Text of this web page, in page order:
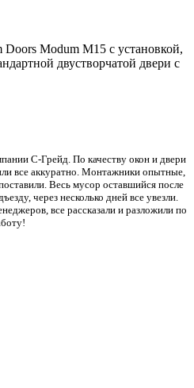
Modum M15 с установкой,
двустворчатой двери с
С-Грейд. По качеству окон и двери
все аккуратно. Монтажники опытные,
Весь мусор оставшийся после
через несколько дней все увезли.
все рассказали и разложили по